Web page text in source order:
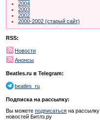
2004
2003
2002
2000-2002 (старый сайт)
RSS:
Новости
Анонсы
Beatles.ru в Telegram:
beatles_ru
Подписка на рассылку:
Вы можете подписаться на рассылку
новостей Битлз.ру